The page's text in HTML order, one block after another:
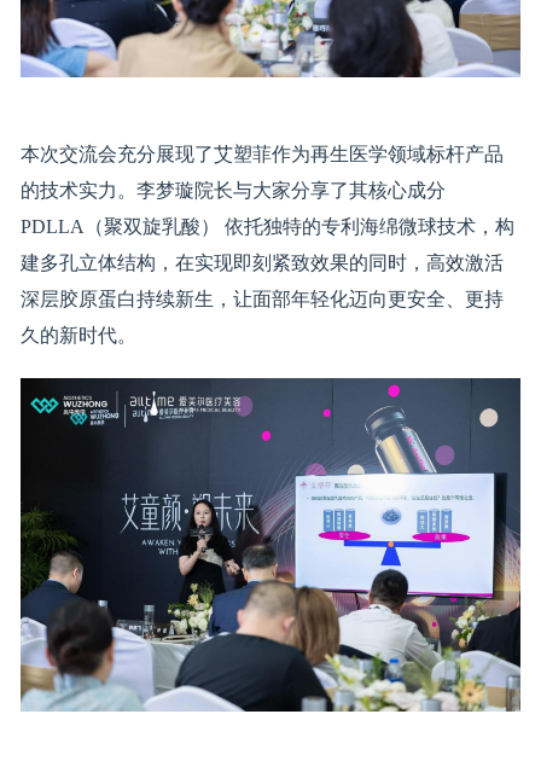
本次交流会充分展现了艾塑菲作为再生医学领域标杆产品
的技术实力。李梦璇院长与大家分享了其核心成分
PDLLA（聚双旋乳酸） 依托独特的专利海绵微球技术，构
建多孔立体结构，在实现即刻紧致效果的同时，高效激活
深层胶原蛋白持续新生，让面部年轻化迈向更安全、更持
久的新时代。